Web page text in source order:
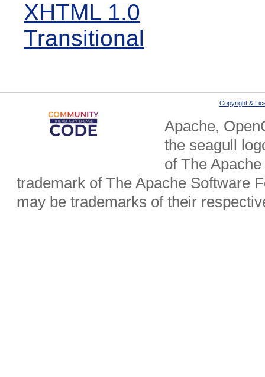
Copyright &
Apache,
the seagull
of The
trademark of The Apache Software
may be trademarks of their